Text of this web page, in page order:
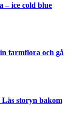
– ice cold blue
tarmflora och gå
storyn bakom